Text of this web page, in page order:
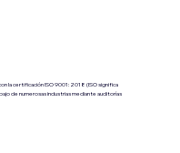
la certificación ISO 9001:2018 (ISO significa
de numerosas industrias mediante auditorías